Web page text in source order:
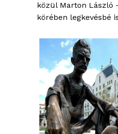
közül Marton László
körében legkevésbé